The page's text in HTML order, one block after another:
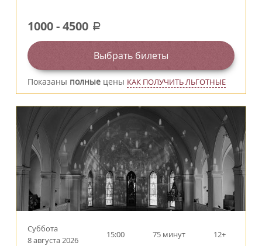
1000-4500 a
Выбрать билеты
Показаны полные цены КАК ПОЛУЧИТЬ ЛЬГОТНЫЕ
Суббота
8 августа 2026
15:00 75 минут 12+